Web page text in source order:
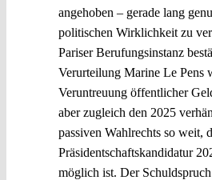
angehoben – gerade lang
politischen Wirklichkeit zu
Pariser Berufungsinstanz
Verurteilung Marine Le Pens
Veruntreuung öffentlicher
aber zugleich den 2025
passiven Wahlrechts so weit,
Präsidentschaftskandidatur
möglich ist. Der